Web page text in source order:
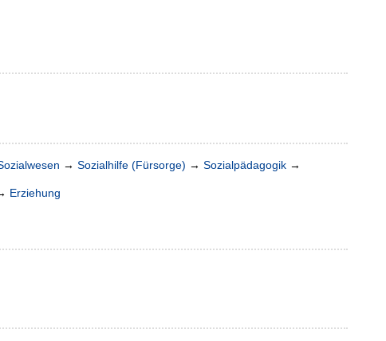
→ Sozialhilfe (Fürsorge) → Sozialpädagogik →
Erziehung